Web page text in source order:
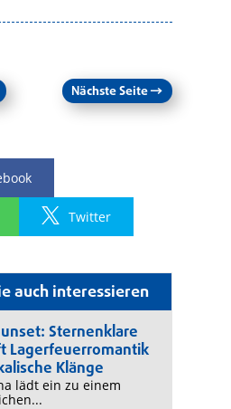
auch interessieren
Sternenklare
Lagerfeuerromantik
Klänge
lädt ein zu einem
Nächste Seite→
Twitter